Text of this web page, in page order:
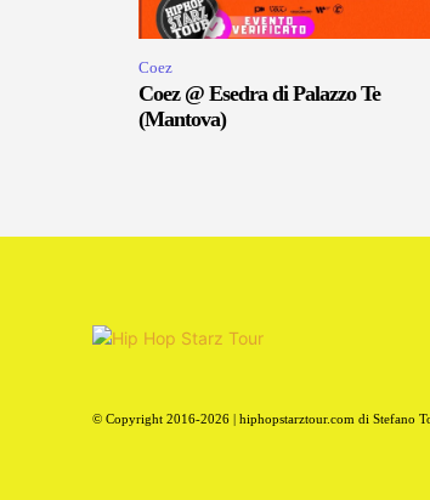
Coez
Coez @ Esedra di Palazzo Te
(Mantova)
© Copyright 2016-2026 | hiphopstarztour.com di Stefano